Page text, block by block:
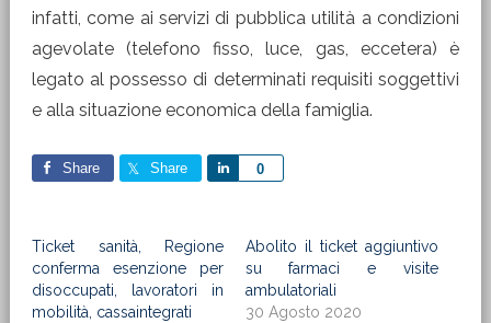
infatti, come ai servizi di pubblica utilità a condizioni
agevolate (telefono fisso, luce, gas, eccetera) è
legato al possesso di determinati requisiti soggettivi
e alla situazione economica della famiglia.
Share Share 0
Share
Ticket sanità, Regione
conferma esenzione per
disoccupati, lavoratori in
mobilità, cassaintegrati
Abolito il ticket aggiuntivo
su farmaci e visite
ambulatoriali
30 Agosto 2020